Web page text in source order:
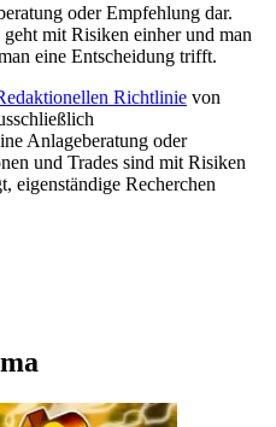
oder Empfehlung dar.
mit Risiken einher und man
eine Entscheidung trifft.
Richtlinie von
Anlageberatung oder
und Trades sind mit Risiken
eigenständige Recherchen